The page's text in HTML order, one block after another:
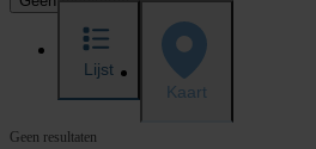
Lijst
Kaart
Geen resultaten